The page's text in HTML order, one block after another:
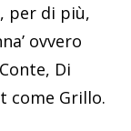
per di più,
ovvero
Di
come Grillo.